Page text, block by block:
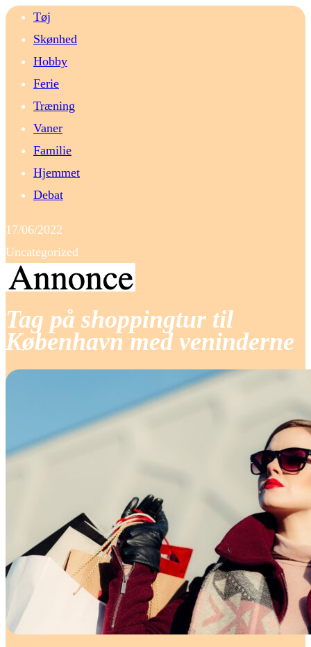
Tøj
Skønhed
Hobby
Ferie
Træning
Vaner
Familie
Hjemmet
Debat
17/06/2022
Uncategorized
Tag på shoppingtur til
København med veninderne